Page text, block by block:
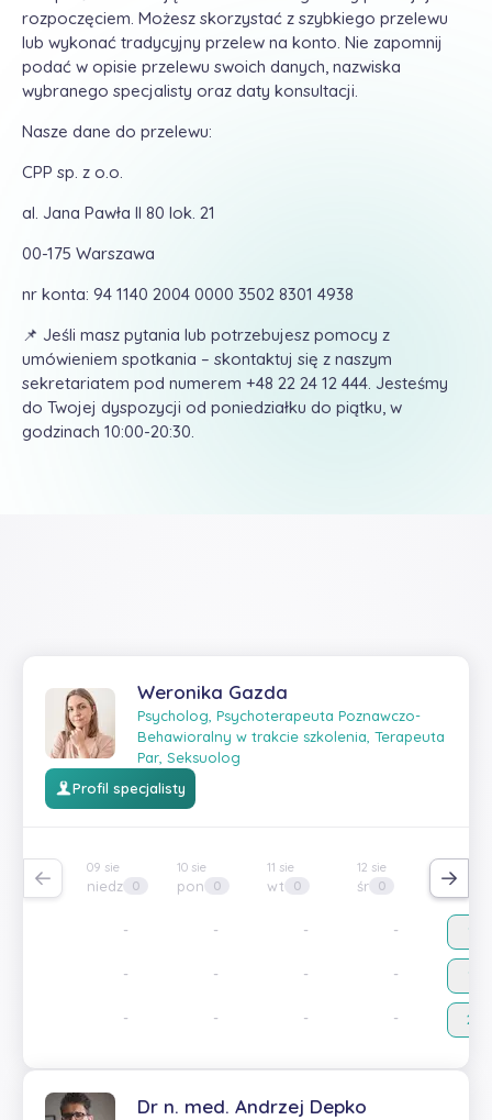
rozpoczęciem. Możesz skorzystać z szybkiego przelewu
lub wykonać tradycyjny przelew na konto. Nie zapomnij
podać w opisie przelewu swoich danych, nazwiska
wybranego specjalisty oraz daty konsultacji.
Nasze dane do przelewu:
CPP sp. z o.o.
al. Jana Pawła II 80 lok. 21
00-175 Warszawa
nr konta: 94 1140 2004 0000 3502 8301 4938
📌 Jeśli masz pytania lub potrzebujesz pomocy z
umówieniem spotkania – skontaktuj się z naszym
sekretariatem pod numerem +48 22 24 12 444. Jesteśmy
do Twojej dyspozycji od poniedziałku do piątku, w
godzinach 10:00-20:30.
Weronika Gazda
Psycholog, Psychoterapeuta Poznawczo-
Behawioralny w trakcie szkolenia, Terapeuta
Par, Seksuolog
Profil specjalisty
09 sie
niedz 0
-
-
-
10 sie
pon 0
-
-
-
11 sie
wt 0
-
-
-
12 sie
śr 0
-
-
-
czw
Dr n. med. Andrzej Depko